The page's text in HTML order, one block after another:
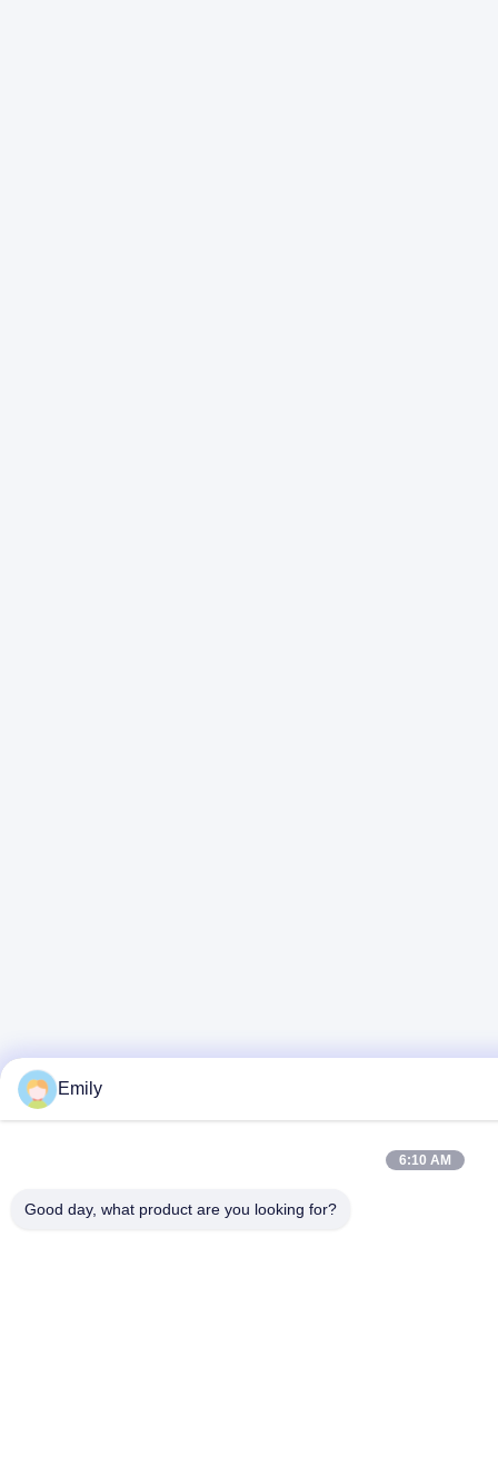
Emily
6:10 AM
Good day, what product are you looking for?